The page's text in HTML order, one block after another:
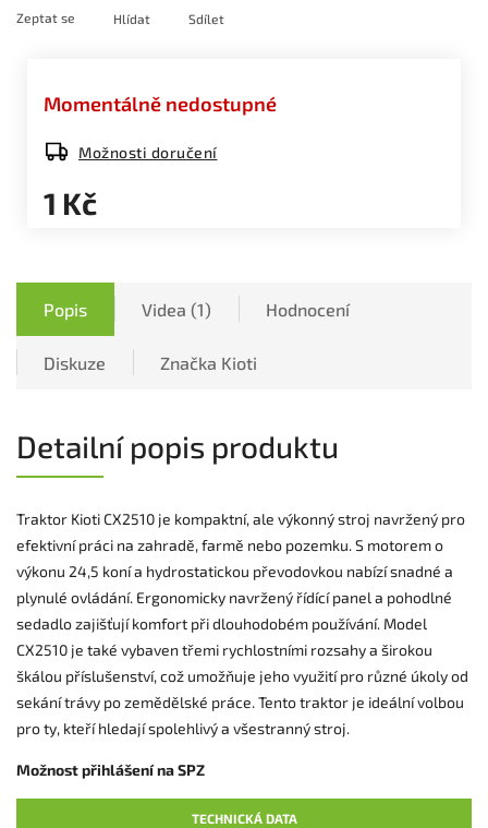
1 Kč
Momentálně nedostupné
Možnosti doručení
Zeptat se Hlídat Sdílet
Popis Videa (1) Hodnocení
Diskuze Značka Kioti
Detailní popis produktu
Traktor Kioti CX2510 je kompaktní, ale výkonný stroj navržený pro
efektivní práci na zahradě, farmě nebo pozemku. S motorem o
výkonu 24,5 koní a hydrostatickou převodovkou nabízí snadné a
plynulé ovládání. Ergonomicky navržený řídící panel a pohodlné
sedadlo zajišťují komfort při dlouhodobém používání. Model
CX2510 je také vybaven třemi rychlostními rozsahy a širokou
škálou příslušenství, což umožňuje jeho využití pro různé úkoly od
sekání trávy po zemědělské práce. Tento traktor je ideální volbou
pro ty, kteří hledají spolehlivý a všestranný stroj.
Možnost přihlášení na SPZ
TECHNICKÁ DATA